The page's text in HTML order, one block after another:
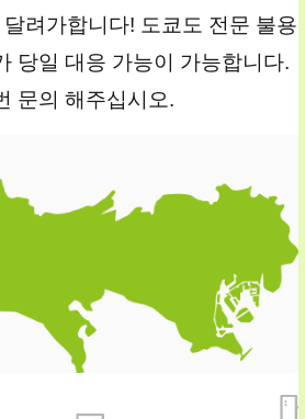
려가합니다! 도쿄도 전문 불용
당일 대응 가능이 가능합니다.
문의 해주십시오.